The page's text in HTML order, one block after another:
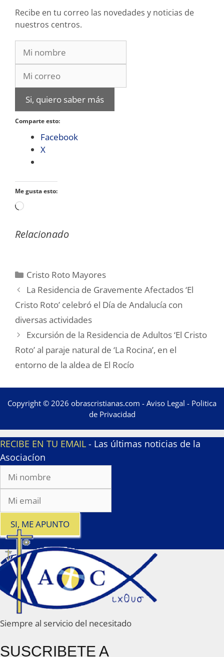
Recibe en tu correo las novedades y noticias de
nuestros centros.
Si, quiero saber más
Comparte esto:
Facebook
X
Me gusta esto:
Cargando...
Relacionado
Categorías
Cristo Roto Mayores
La Residencia de Gravemente Afectados ‘El
Cristo Roto’ celebró el Día de Andalucía con
diversas actividades
Excursión de la Residencia de Adultos ‘El Cristo
Roto’ al paraje natural de ‘La Rocina’, en el
entorno de la aldea de El Rocío
Copyright © 2026 obrascristianas.com - Aviso Legal - Politica
de Privacidad
RECIBE EN TU EMAIL - Las últimas noticias de la
Asociacíon
SI, ME APUNTO
x
Siempre al servicio del necesitado
SUSCRIBETE A